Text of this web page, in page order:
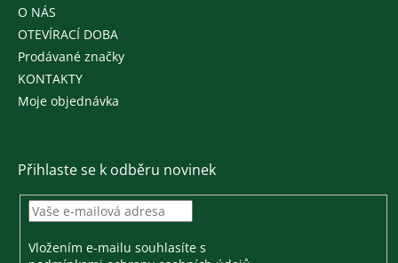
O NÁS
OTEVÍRACÍ DOBA
Prodávané značky
KONTAKTY
Moje objednávka
Přihlaste se k odběru novinek
Vložením e-mailu souhlasíte s